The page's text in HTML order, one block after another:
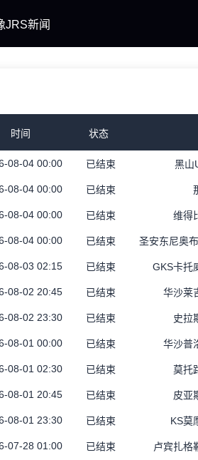
JRS新闻
时间 状态
08-04 00:00 已结束 黑山
08-04 00:00 已结束
08-04 00:00 已结束 维得
08-04 00:00 已结束
08-03 02:15 已结束 GKS卡托
08-02 20:45 已结束 华沙莱
08-02 23:30 已结束 史拉
08-01 00:00 已结束 华沙普
08-01 02:30 已结束 莫托
08-01 20:45 已结束 皮亚
08-01 23:30 已结束 KS莫
07-28 01:00 已结束 卢宾扎格